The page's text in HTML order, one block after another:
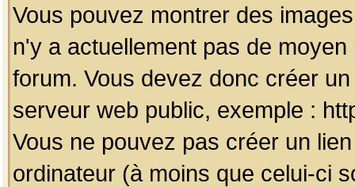
Vous pouvez montrer des
n'y a actuellement pas de
forum. Vous devez donc créer
serveur web public, exemple :
Vous ne pouvez pas créer un
ordinateur (à moins que celui-ci